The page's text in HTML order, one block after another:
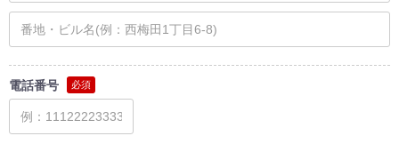
電話番号 必須